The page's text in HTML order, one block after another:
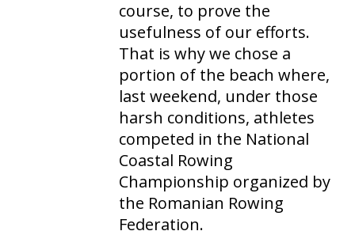
course, to prove the
usefulness of our efforts.
That is why we chose a
portion of the beach where,
last weekend, under those
harsh conditions, athletes
competed in the National
Coastal Rowing
Championship organized by
the Romanian Rowing
Federation.